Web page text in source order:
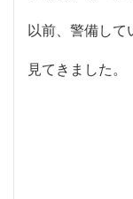
以前、警備して
見てきました。